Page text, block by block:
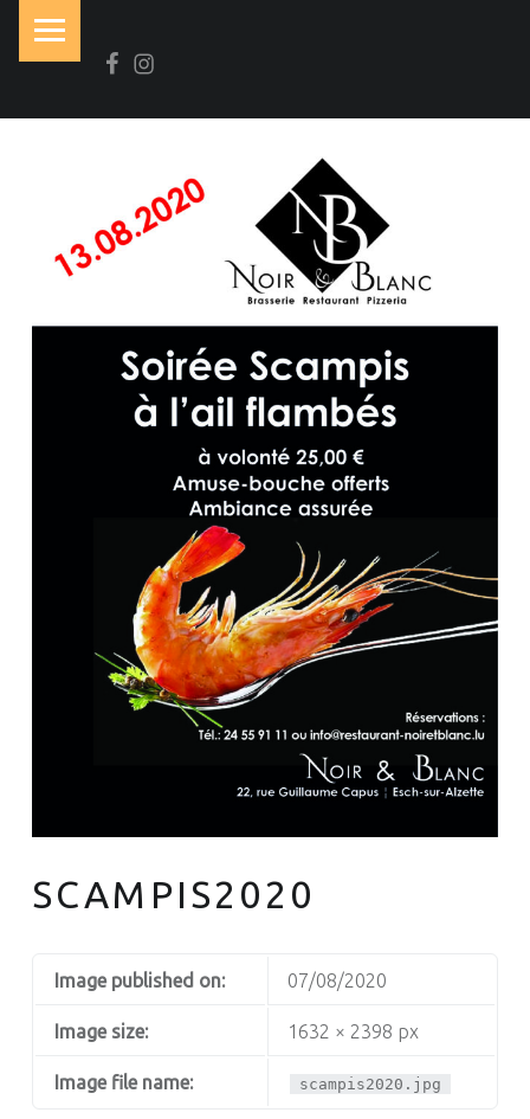
N
I
B
L
N
C
SCAMPIS2020
Image published on: 07/08/2020
Image size: 1632 × 2398 px
Image file name: scampis2020.jpg